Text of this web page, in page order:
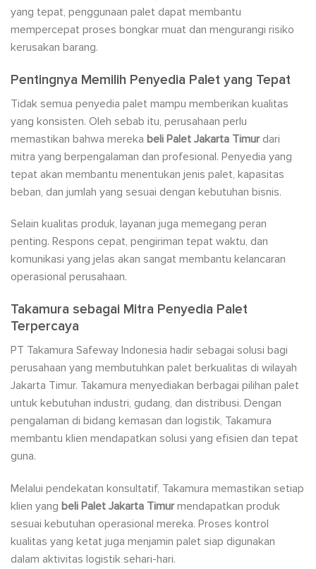
yang tepat, penggunaan palet dapat membantu
mempercepat proses bongkar muat dan mengurangi risiko
kerusakan barang.
Pentingnya Memilih Penyedia Palet yang Tepat
Tidak semua penyedia palet mampu memberikan kualitas
yang konsisten. Oleh sebab itu, perusahaan perlu
memastikan bahwa mereka beli Palet Jakarta Timurdari
mitra yang berpengalaman dan profesional. Penyedia yang
tepat akan membantu menentukan jenis palet, kapasitas
beban, dan jumlah yang sesuai dengan kebutuhan bisnis.
Selain kualitas produk, layanan juga memegang peran
penting. Respons cepat, pengiriman tepat waktu, dan
komunikasi yang jelas akan sangat membantu kelancaran
operasional perusahaan.
Takamura sebagai Mitra Penyedia Palet
Terpercaya
PT Takamura Safeway Indonesia hadir sebagai solusi bagi
perusahaan yang membutuhkan palet berkualitas di wilayah
Jakarta Timur. Takamura menyediakan berbagai pilihan palet
untuk kebutuhan industri, gudang, dan distribusi. Dengan
pengalaman di bidang kemasan dan logistik, Takamura
membantu klien mendapatkan solusi yang efisien dan tepat
guna.
Melalui pendekatan konsultatif, Takamura memastikan setiap
klien yang beli Palet Jakarta Timurmendapatkan produk
sesuai kebutuhan operasional mereka. Proses kontrol
kualitas yang ketat juga menjamin palet siap digunakan
dalam aktivitas logistik sehari-hari.